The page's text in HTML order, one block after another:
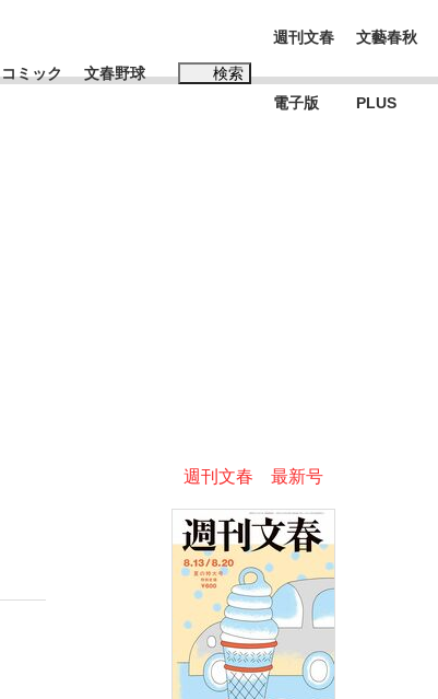
い」『北の国から』倉本聰氏（91...
用のすべて
コミック 文春野球 検索
週刊文春
電子版
文藝春秋
PLUS
週刊文春 最新号